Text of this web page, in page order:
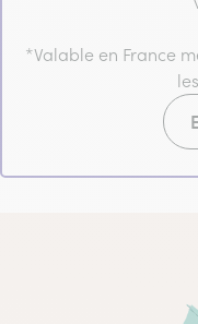
*Valable en France